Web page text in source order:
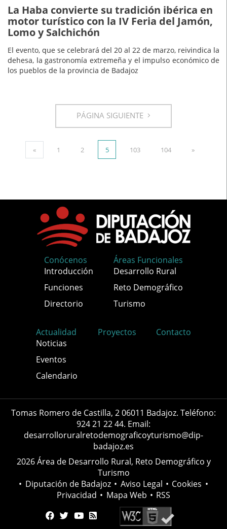
La Haba convierte su tradición ibérica en
motor turístico con la IV Feria del Jamón,
Lomo y Salchichón
El evento, que se celebrará del 20 al 22 de marzo, reivindica la
dehesa, la gastronomía extremeña y el impulso económico de
los pueblos de la provincia de Badajoz
PÁGINA SIGUIENTE
« 1 2 5 103 104 »
Conócenos
Introducción
Funciones
Directorio
Áreas Funcionales
Desarrollo Rural
Reto Demográfico
Turismo
Actualidad
Noticias
Eventos
Calendario
Proyectos Contacto
Tomas Romero de Castilla, 2 06011 Badajoz. Teléfono:
924 21 22 44. Email:
desarrolloruralretodemograficoyturismo@dip-
badajoz.es
2026 Área de Desarrollo Rural, Reto Demográfico y
Turismo
• Diputación de Badajoz • Aviso Legal • Cookies •
Privacidad • Mapa Web • RSS